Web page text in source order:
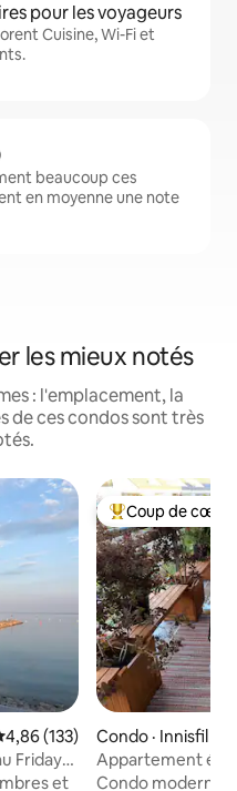
pour les voyageurs
Cuisine, Wi-Fi et
beaucoup ces
en moyenne une note
les mieux notés
: l'emplacement, la
de ces condos sont très
moyenne de 4,86 sur 5,
4,86 (133)
Friday
et
Coup de cœur
Coup de cœur
Condo · Innisfil
Appartement
escapade, vie
Condo moderne,